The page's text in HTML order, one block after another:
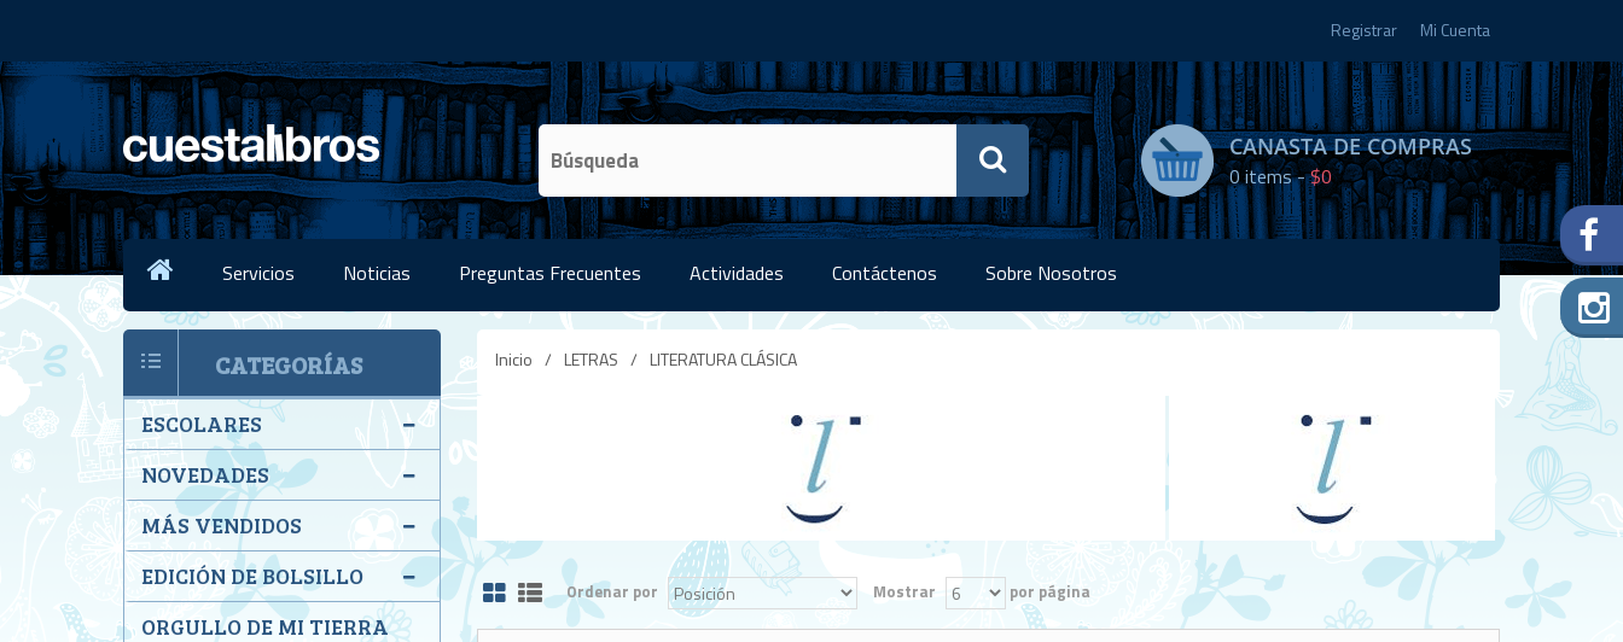
Registrar Mi Cuenta
CANASTA DE COMPRAS
0items -$0
Servicios Noticias Preguntas Frecuentes Actividades Contáctenos Sobre Nosotros
Inicio / LETRAS / LITERATURA CLÁSICA
Ordenar por Mostrar por página
CATEGORÍAS
ESCOLARES
NOVEDADES
MÁS VENDIDOS
EDICIÓN DE BOLSILLO
ORGULLO DE MI TIERRA